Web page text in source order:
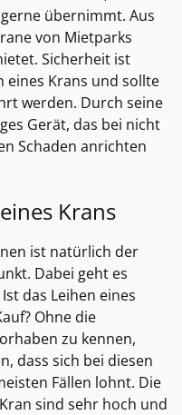
übernimmt. Aus
von Mietparks
Sicherheit ist
Krans und sollte
werden. Durch seine
Gerät, das bei nicht
Schaden anrichten
Krans
ist natürlich der
Dabei geht es
das Leihen eines
Ohne die
zu kennen,
dass sich bei diesen
Fällen lohnt. Die
sind sehr hoch und